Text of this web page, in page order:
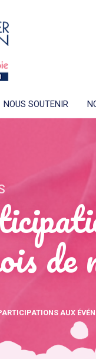
NOUS SOUTENIR
de
AUX